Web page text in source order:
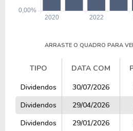
ARRASTE O QUADRO PARA
TIPO DATA COM
TIPO
DATA COM
Dividendos 30/07/2026
Dividendos
29/04/2026
Dividendos
29/01/2026